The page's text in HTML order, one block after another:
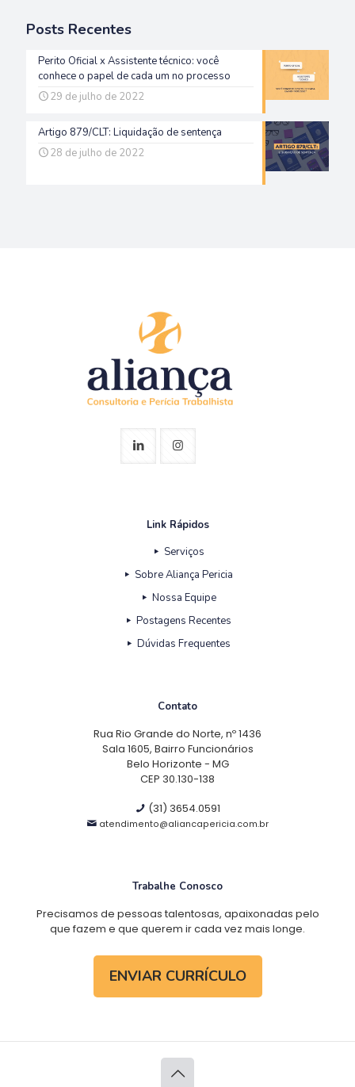
Posts Recentes
Perito Oficial x Assistente técnico: você
conhece o papel de cada um no processo
29 de julho de 2022
Artigo 879/CLT: Liquidação de sentença
28 de julho de 2022
Link Rápidos
Serviços
Sobre Aliança Pericia
Nossa Equipe
Postagens Recentes
Dúvidas Frequentes
Contato
Rua Rio Grande do Norte, nº 1436
Sala 1605, Bairro Funcionários
Belo Horizonte - MG
CEP 30.130-138
(31) 3654.0591
atendimento@aliancapericia.com.br
Trabalhe Conosco
Precisamos de pessoas talentosas, apaixonadas pelo
que fazem e que querem ir cada vez mais longe.
ENVIAR CURRÍCULO